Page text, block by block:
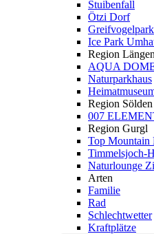
Stuibenfall
Ötzi Dorf
Greifvogelpark
Ice Park
Region
AQUA
Naturparkhaus
Region Sölden
007
Region Gurgl
Top Mountain
Timmelsjoch-
Naturlounge
Arten
Familie
Rad
Schlechtwetter
Kraftplätze